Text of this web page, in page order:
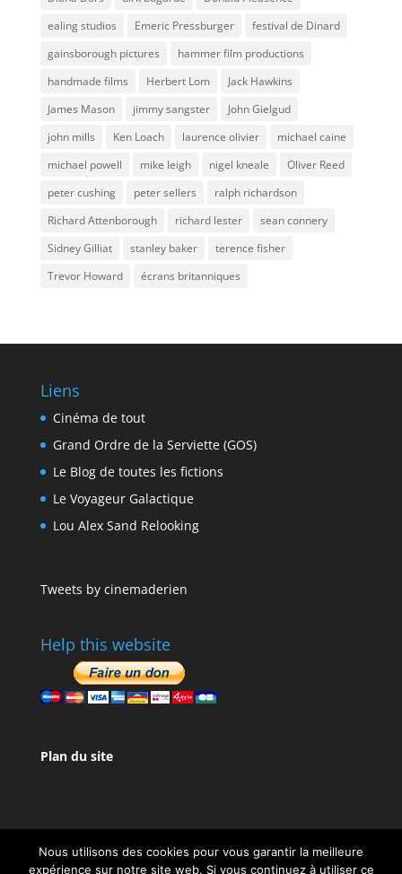
ealing studios
Emeric Pressburger
festival de Dinard
gainsborough pictures
hammer film productions
handmade films
Herbert Lom
Jack Hawkins
James Mason
jimmy sangster
John Gielgud
john mills
Ken Loach laurence olivier
michael caine
michael powell
mike leigh nigel kneale
Oliver Reed
peter cushing
peter sellers
ralph richardson
Richard Attenborough
richard lester
sean connery
Sidney Gilliat
stanley baker
terence fisher
Trevor Howard
écrans britanniques
Liens
Cinéma de tout
Grand Ordre de la Serviette (GOS)
Le Blog de toutes les fictions
Le Voyageur Galactique
Lou Alex Sand Relooking
Tweets by cinemaderien
Help this website
Plan du site
Nous utilisons des cookies pour vous garantir la meilleure
expérience sur notre site web. Si vous continuez à utiliser ce